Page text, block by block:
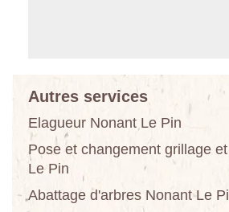
Autres services
Elagueur Nonant Le Pin
Pose et changement grillage
Le Pin
Abattage d'arbres Nonant Le